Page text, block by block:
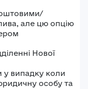
але цю опцію
Нової
у випадку коли
особу та